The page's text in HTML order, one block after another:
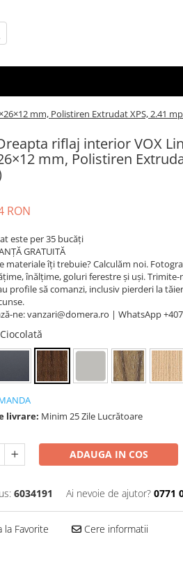
mm, Polistiren Extrudat XPS, 2.41
riflaj interior VOX
mm, Polistiren
RON
este per 35 bucăți
GRATUITĂ
materiale îți trebuie? Calculăm noi.
înălțime, goluri ferestre și uși.
profile să comanzi, inclusiv pierderi la
ne: vanzari@domera.ro | WhatsApp
livrare: Minim 25 Zile Lucrătoare
ADAUGA IN COS
6034191 Ai nevoie de ajutor? 0771
la Favorite Cere informatii